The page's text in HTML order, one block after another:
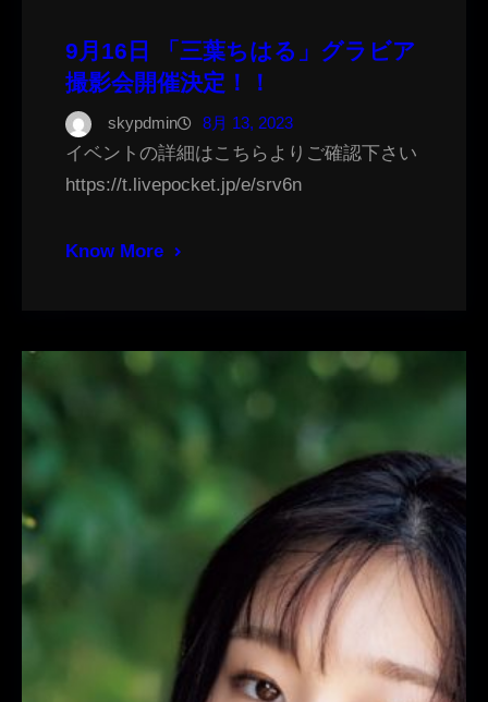
9月16日 「三葉ちはる」グラビア
撮影会開催決定！！
skypdmin 8月 13, 2023
イベントの詳細はこちらよりご確認下さい
https://t.livepocket.jp/e/srv6n
Know More